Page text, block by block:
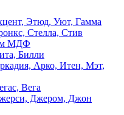
Этюд, Уют, Гамма
Стелла, Стив
МДФ
Билли
Арко, Итен, Мэт,
Вега
Джером, Джон